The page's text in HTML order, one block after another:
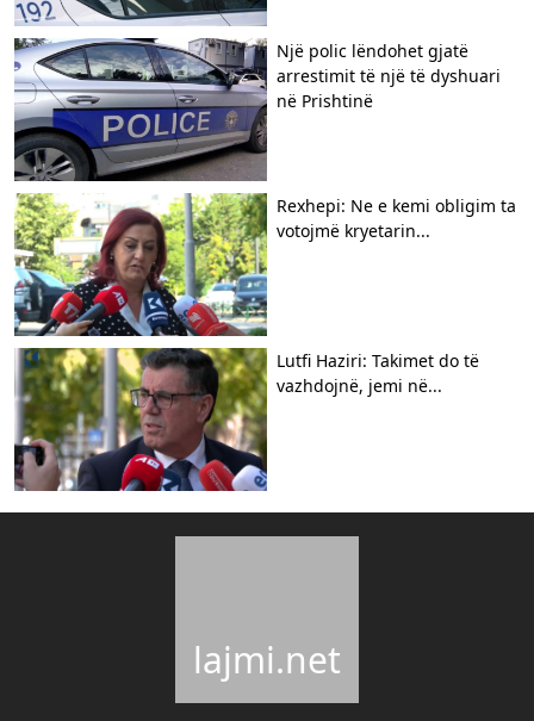
Një polic lëndohet gjatë
arrestimit të një të dyshuari
në Prishtinë
Rexhepi: Ne e kemi obligim ta
votojmë kryetarin...
Lutfi Haziri: Takimet do të
vazhdojnë, jemi në...
lajmi.net